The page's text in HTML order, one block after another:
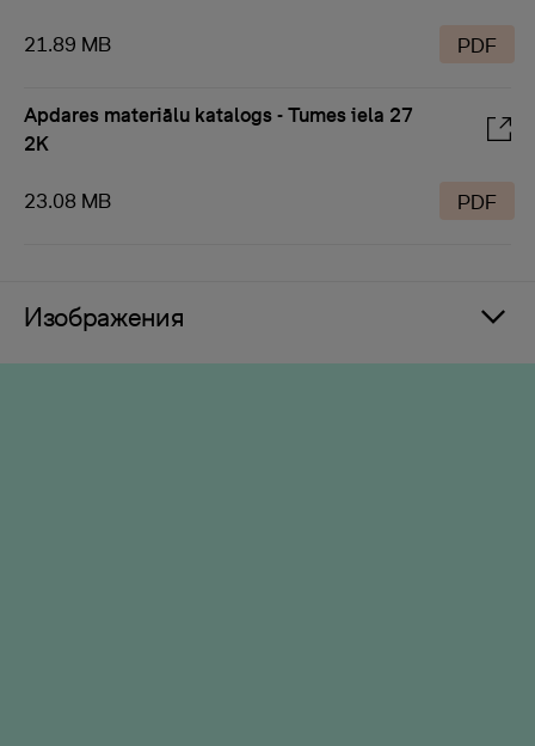
21.89 MB PDF
Apdares materiālu katalogs - Tumes iela 27
2K
23.08 MB PDF
Изображения